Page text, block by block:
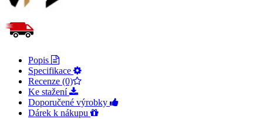
Popis
Specifikace
Recenze (0)
Ke stažení
Doporučené výrobky
Dárek k nákupu